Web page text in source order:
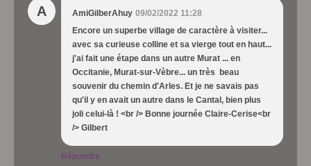
A AmiGilberAhuy 09/02/2022 11:28
Encore un superbe village de caractère à visiter...
avec sa curieuse colline et sa vierge tout en haut...
j'ai fait une étape dans un autre Murat ... en
Occitanie, Murat-sur-Vèbre... un très beau
souvenir du chemin d'Arles. Et je ne savais pas
qu'il y en avait un autre dans le Cantal, bien plus
joli celui-là ! <br /> Bonne journée Claire-Cerise<br
/> Gilbert
Répondre